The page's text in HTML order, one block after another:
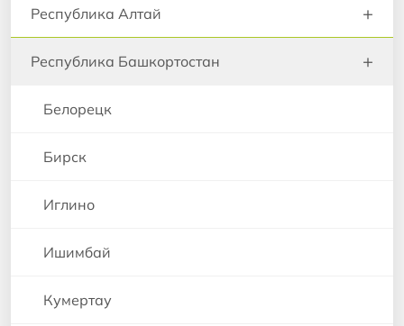
Республика Алтай +
Республика Башкортостан +
Белорецк
Бирск
Иглино
Ишимбай
Кумертау